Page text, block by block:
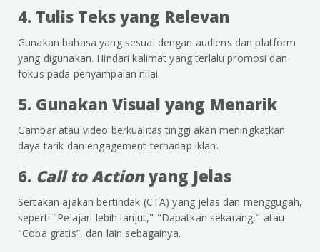
4. Tulis Teks yang Relevan
Gunakan bahasa yang sesuai dengan audiens dan platform
yang digunakan. Hindari kalimat yang terlalu promosi dan
fokus pada penyampaian nilai.
5. Gunakan Visual yang Menarik
Gambar atau video berkualitas tinggi akan meningkatkan
daya tarik dan engagement terhadap iklan.
6. Call to Actionyang Jelas
Sertakan ajakan bertindak (CTA) yang jelas dan menggugah,
seperti "Pelajari lebih lanjut," "Dapatkan sekarang," atau
"Coba gratis”, dan lain sebagainya.